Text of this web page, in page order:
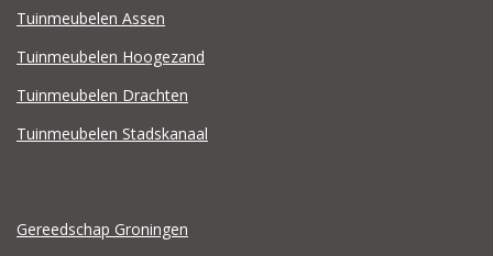
Tuinmeubelen Assen
Tuinmeubelen Hoogezand
Tuinmeubelen Drachten
Tuinmeubelen Stadskanaal
Gereedschap Groningen